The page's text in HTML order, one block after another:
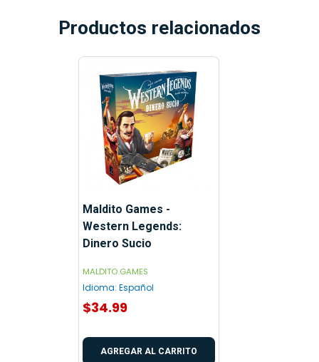
Productos relacionados
Maldito Games -
Western Legends:
Dinero Sucio
MALDITO GAMES
Idioma: Español
$34.99
AGREGAR AL CARRITO